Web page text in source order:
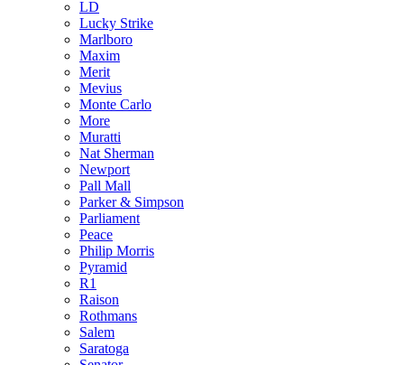
LD
Lucky Strike
Marlboro
Maxim
Merit
Mevius
Monte Carlo
More
Muratti
Nat Sherman
Newport
Pall Mall
Parker & Simpson
Parliament
Peace
Philip Morris
Pyramid
R1
Raison
Rothmans
Salem
Saratoga